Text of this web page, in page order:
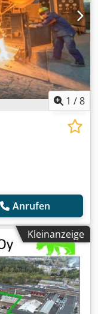
1 /8
Anrufen
Kleinanzeige